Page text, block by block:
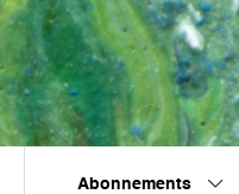
Abonnements